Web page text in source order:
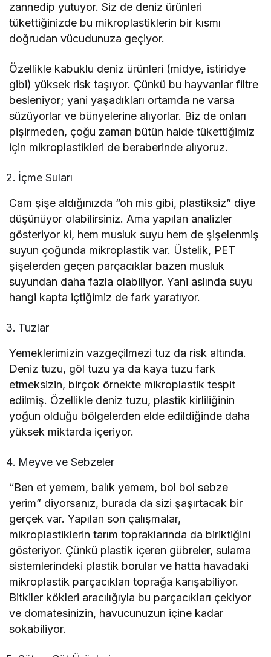
zannedip yutuyor. Siz de deniz ürünleri
tükettiğinizde bu mikroplastiklerin bir kısmı
doğrudan vücudunuza geçiyor.
Özellikle kabuklu deniz ürünleri (midye, istiridye
gibi) yüksek risk taşıyor. Çünkü bu hayvanlar filtre
besleniyor; yani yaşadıkları ortamda ne varsa
süzüyorlar ve bünyelerine alıyorlar. Biz de onları
pişirmeden, çoğu zaman bütün halde tükettiğimiz
için mikroplastikleri de beraberinde alıyoruz.
İçme Suları
Cam şişe aldığınızda “oh mis gibi, plastiksiz” diye
düşünüyor olabilirsiniz. Ama yapılan analizler
gösteriyor ki, hem musluk suyu hem de şişelenmiş
suyun çoğunda mikroplastik var. Üstelik, PET
şişelerden geçen parçacıklar bazen musluk
suyundan daha fazla olabiliyor. Yani aslında suyu
hangi kapta içtiğimiz de fark yaratıyor.
Tuzlar
Yemeklerimizin vazgeçilmezi tuz da risk altında.
Deniz tuzu, göl tuzu ya da kaya tuzu fark
etmeksizin, birçok örnekte mikroplastik tespit
edilmiş. Özellikle deniz tuzu, plastik kirliliğinin
yoğun olduğu bölgelerden elde edildiğinde daha
yüksek miktarda içeriyor.
Meyve ve Sebzeler
“Ben et yemem, balık yemem, bol bol sebze
yerim” diyorsanız, burada da sizi şaşırtacak bir
gerçek var. Yapılan son çalışmalar,
mikroplastiklerin tarım topraklarında da biriktiğini
gösteriyor. Çünkü plastik içeren gübreler, sulama
sistemlerindeki plastik borular ve hatta havadaki
mikroplastik parçacıkları toprağa karışabiliyor.
Bitkiler kökleri aracılığıyla bu parçacıkları çekiyor
ve domatesinizin, havucunuzun içine kadar
sokabiliyor.